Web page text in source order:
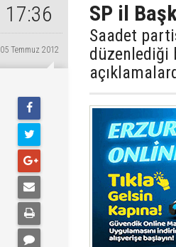
17:36
05 Temmuz 2012
SP il
Saadet
düzenlediği